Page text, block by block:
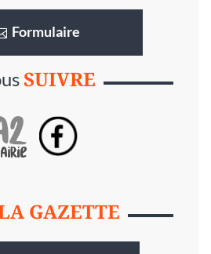
Formulaire
SUIVRE
GAZETTE